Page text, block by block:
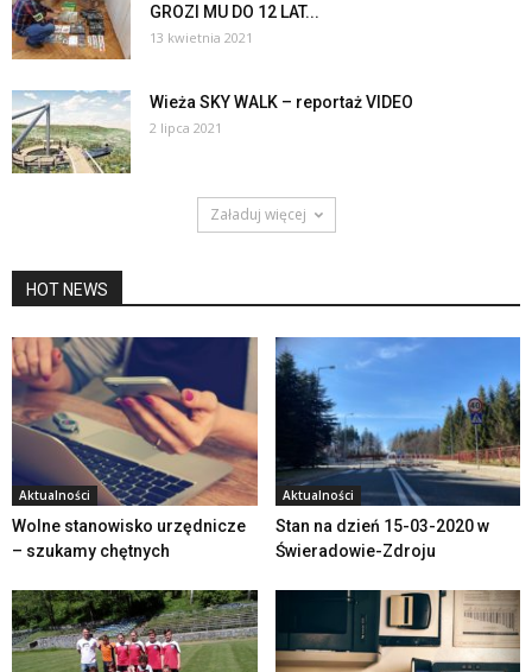
GROZI MU DO 12 LAT...
13 kwietnia 2021
Wieża SKY WALK – reportaż VIDEO
2 lipca 2021
Załaduj więcej
HOT NEWS
Aktualności
Wolne stanowisko urzędnicze
– szukamy chętnych
Aktualności
Stan na dzień 15-03-2020 w
Świeradowie-Zdroju